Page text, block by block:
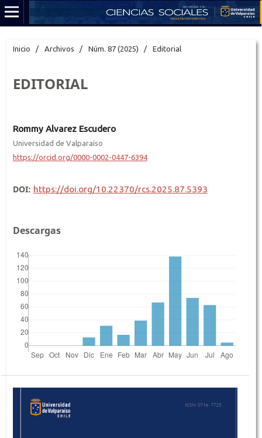
Inicio / Archivos / Núm. 87 (2025) / Editorial
EDITORIAL
Rommy Alvarez Escudero
Universidad de Valparaíso
https://orcid.org/0000-0002-0447-6394
DOI: https://doi.org/10.22370/rcs.2025.87.5393
Descargas